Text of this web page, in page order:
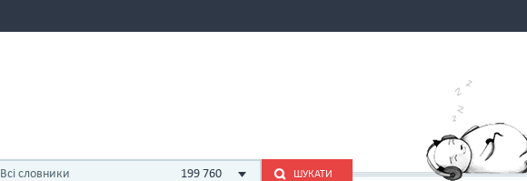
Всі словники 199 760 ШУКАТИ